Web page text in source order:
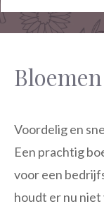
Voordelig en
Een prachtig
voor een
houdt er nu niet